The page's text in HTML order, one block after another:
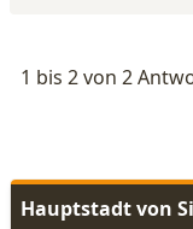
1 bis 2 von 2
Hauptstadt von